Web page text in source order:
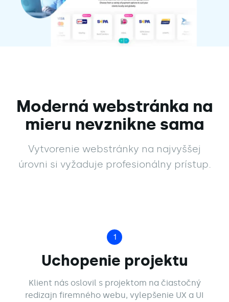
Moderná webstránka na
mieru nevznikne sama
Vytvorenie webstránky na najvyššej
úrovni si vyžaduje profesionálny prístup.
1
Uchopenie projektu
Klient nás oslovil s projektom na čiastočný
redizajn firemného webu, vylepšenie UX a UI